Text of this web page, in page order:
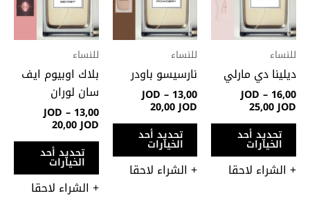
للنساء
ديلينا دي مارلي
16,00
JOD –
25,00JOD
خلال
تحديد أحد
الخيارات
الأشكال
المختلفة
لهذا
المنتج.
يمكن
اختيار
الخيارات
صفحة
المنتج
+ الشراء لاحقا
للنساء
نارسيسو باودر
13,00
JOD –
20,00JOD
خلال
⁦20,00 JOD⁩
تحديد أحد
الخيارات
الأشكال
المختلفة
لهذا
المنتج.
يمكن
اختيار
الخيارات
على
صفحة
المنتج
+ الشراء لاحقا
للنساء
بلاك اوبيوم ايف
سان لوران
13,00
JOD –
20,00JOD
خلال
⁦20,00 JOD⁩
تحديد أحد
الخيارات
+ الشراء لاحقا